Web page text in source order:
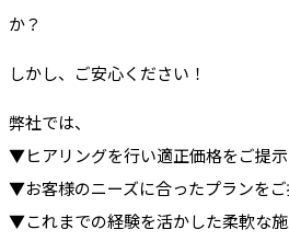
か？
しかし、ご安心ください！
弊社では、
▼ヒアリングを行い適正価格をご提示
▼お客様のニーズに合ったプランを
▼これまでの経験を活かした柔軟な